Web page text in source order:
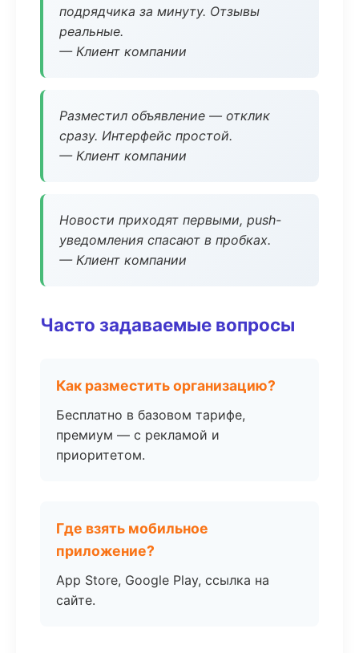
подрядчика за минуту. Отзывы
реальные.
— Клиент компании
Разместил объявление — отклик
сразу. Интерфейс простой.
— Клиент компании
Новости приходят первыми, push-
уведомления спасают в пробках.
— Клиент компании
Часто задаваемые вопросы
Как разместить организацию?
Бесплатно в базовом тарифе,
премиум — с рекламой и
приоритетом.
Где взять мобильное
приложение?
App Store, Google Play, ссылка на
сайте.